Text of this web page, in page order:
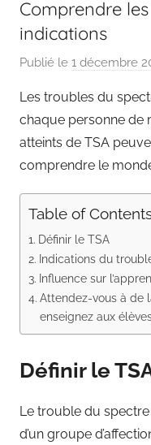
Comprendre
indications
Publié le 1 décembre
Les troubles du
chaque personne de
atteints de TSA
comprendre le
Table of
Définir le TSA
Indications du
Influence sur
Attendez-vous à de
enseignez aux
Définir le
Le trouble du
d’un groupe